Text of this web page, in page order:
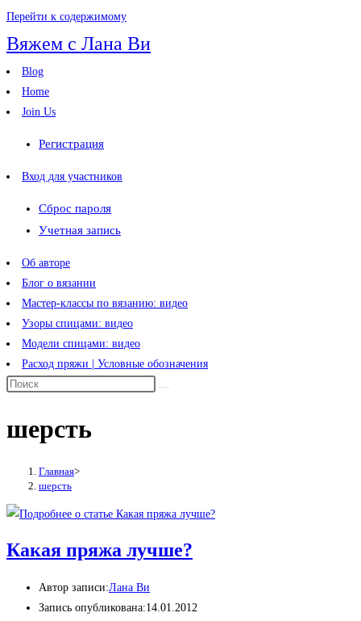
Перейти к содержимому
Вяжем с Лана Ви
Blog
Home
Join Us
Регистрация
Вход для участников
Сброс пароля
Учетная запись
Об авторе
Блог о вязании
Мастер-классы по вязанию: видео
Узоры спицами: видео
Модели спицами: видео
Расход пряжи | Условные обозначения
шерсть
Главная>
шерсть
Какая пряжа лучше?
Автор записи:Лана Ви
Запись опубликована:14.01.2012